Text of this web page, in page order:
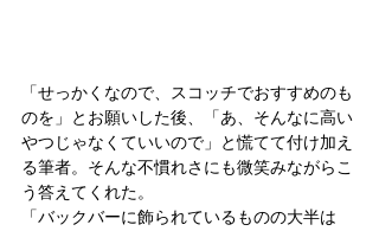
「せっかくなので、スコッチでおすすめのも
のを」とお願いした後、「あ、そんなに高い
やつじゃなくていいので」と慌てて付け加え
る筆者。そんな不慣れさにも微笑みながらこ
う答えてくれた。
「バックバーに飾られているものの大半は